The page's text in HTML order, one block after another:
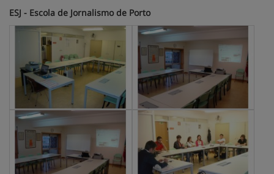
ESJ - Escola de Jornalismo de Porto